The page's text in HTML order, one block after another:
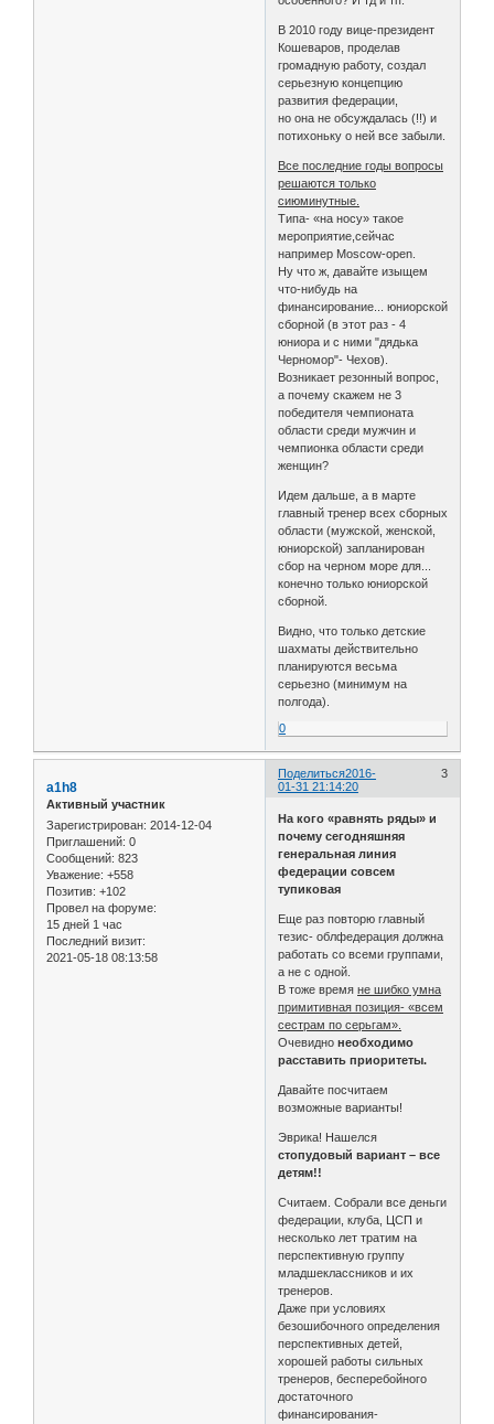
В 2010 году вице-президент
Кошеваров, проделав
громадную работу, создал
серьезную концепцию
развития федерации,
но она не обсуждалась (!!) и
потихоньку о ней все забыли.
Все последние годы вопросы
решаются только
сиюминутные.
Типа- «на носу» такое
мероприятие,сейчас
например Moscow-open.
Ну что ж, давайте изыщем
что-нибудь на
финансирование... юниорской
сборной (в этот раз - 4
юниора и с ними "дядька
Черномор"- Чехов).
Возникает резонный вопрос,
а почему скажем не 3
победителя чемпионата
области среди мужчин и
чемпионка области среди
женщин?
Идем дальше, а в марте
главный тренер всех сборных
области (мужской, женской,
юниорской) запланирован
сбор на черном море для...
конечно только юниорской
сборной.
Видно, что только детские
шахматы действительно
планируются весьма
серьезно (минимум на
полгода).
0
Поделиться 3
2016-
01-31 21:14:20
a1h8
Активный участник
Зарегистрирован: 2014-12-04
Приглашений: 0
Сообщений: 823
Уважение: +558
Позитив: +102
Провел на форуме:
15 дней 1 час
Последний визит:
2021-05-18 08:13:58
На кого «равнять ряды» и
почему сегодняшняя
генеральная линия
федерации совсем
тупиковая
Еще раз повторю главный
тезис- облфедерация должна
работать со всеми группами,
а не с одной.
В тоже времяне шибко умна
примитивная позиция- «всем
сестрам по серьгам».
Очевиднонеобходимо
расставить приоритеты.
Давайте посчитаем
возможные варианты!
Эврика! Нашелся
стопудовый вариант – все
детям!!
Считаем. Собрали все деньги
федерации, клуба, ЦСП и
несколько лет тратим на
перспективную группу
младшеклассников и их
тренеров.
Даже при условиях
безошибочного определения
перспективных детей,
хорошей работы сильных
тренеров, бесперебойного
достаточного
финансирования-